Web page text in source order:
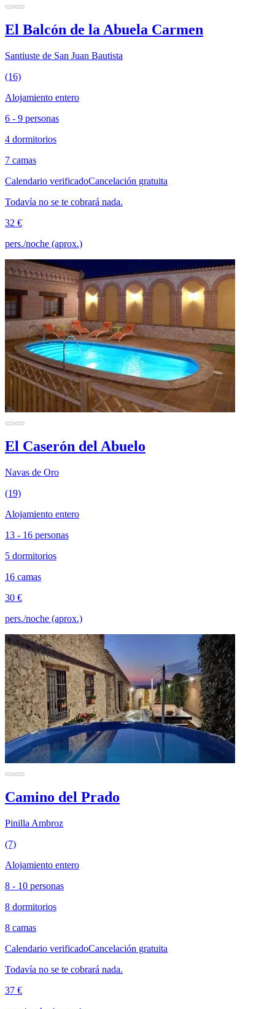
El Balcón de la Abuela Carmen
Santiuste de San Juan Bautista
(16)
Alojamiento entero
6 - 9 personas
4 dormitorios
7 camas
Calendario verificadoCancelación gratuita
Todavía no se te cobrará nada.
32 €
pers./noche (aprox.)
El Caserón del Abuelo
Navas de Oro
(19)
Alojamiento entero
13 - 16 personas
5 dormitorios
16 camas
30 €
pers./noche (aprox.)
Camino del Prado
Pinilla Ambroz
(7)
Alojamiento entero
8 - 10 personas
8 dormitorios
8 camas
Calendario verificadoCancelación gratuita
Todavía no se te cobrará nada.
37 €